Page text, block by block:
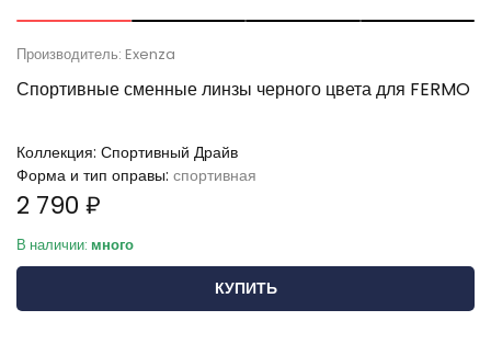
Производитель: Exenza
Спортивные сменные линзы черного цвета для FERMO
Коллекция: Спортивный Драйв
Форма и тип оправы: спортивная
2 790 ₽
В наличии: много
КУПИТЬ